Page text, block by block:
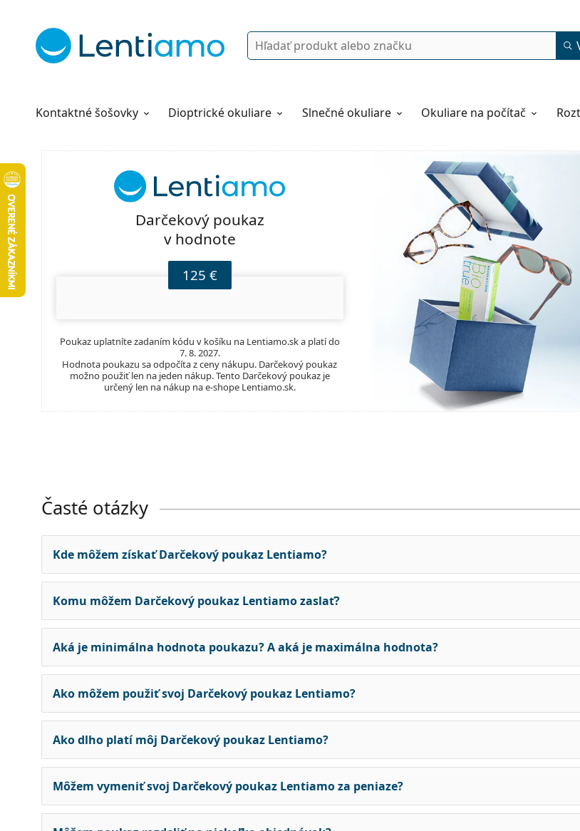
Vyhľadávanie
Kontaktné šošovky
Roztoky Dioptrické okuliare Slnečné okuliare Okuliare na počítač
Všetko o nákupe
Darčekový poukaz
v hodnote
125 €
Poukaz uplatníte zadaním kódu v košíku na Lentiamo.ska platí do
7. 8. 2027.
Hodnota poukazu sa odpočíta z ceny nákupu. Darčekový poukaz
možno použiť len na jeden nákup. Tento Darčekový poukaz je
určený len na nákup na e-shope Lentiamo.sk.
Časté otázky
Kde môžem získať Darčekový poukaz Lentiamo?
Komu môžem Darčekový poukaz Lentiamo zaslať?
Aká je minimálna hodnota poukazu? A aká je maximálna hodnota?
Ako môžem použiť svoj Darčekový poukaz Lentiamo?
Ako dlho platí môj Darčekový poukaz Lentiamo?
Môžem vymeniť svoj Darčekový poukaz Lentiamo za peniaze?